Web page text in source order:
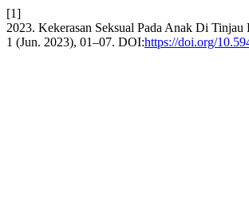
[1]
2023. Kekerasan Seksual Pada Anak Di
1 (Jun. 2023), 01–07. DOI:https://doi.org/